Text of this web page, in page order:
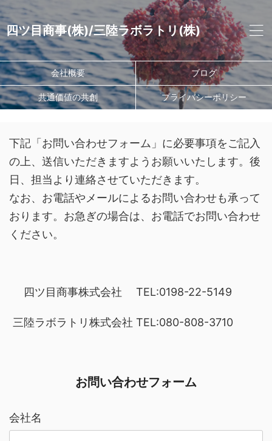
四ツ目商事(株)/三陸ラボラトリ(株)
会社概要 ブログ
共通価値の共創 プライバシーポリシー
下記「お問い合わせフォーム」に必要事項をご記入
の上、送信いただきますようお願いいたします。後
日、担当より連絡させていただきます。
なお、お電話やメールによるお問い合わせも承って
おります。お急ぎの場合は、お電話でお問い合わせ
ください。
四ツ目商事株式会社 TEL:0198-22-5149
三陸ラボラトリ株式会社 TEL:080-808-3710
お問い合わせフォーム
会社名